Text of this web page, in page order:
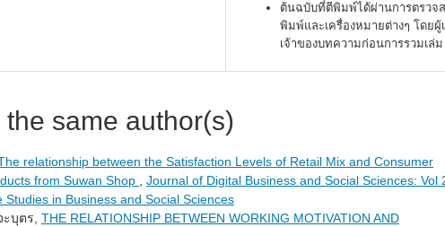
ต้นฉบับที่ตีพิมพ์ได้ผ่านการตรวจ
พิมพ์และเครื่องหมายต่างๆ โดยผู้
เจ้าของบทความก่อนการรวมเล่ม
same author(s)
relationship between the Satisfaction Levels of Retail Mix and Consumer
from Suwan Shop
Journal of Digital Business and Social Sciences: Vol
in Business and Social Sciences
บุตร, THE RELATIONSHIP BETWEEN WORKING MOTIVATION AND